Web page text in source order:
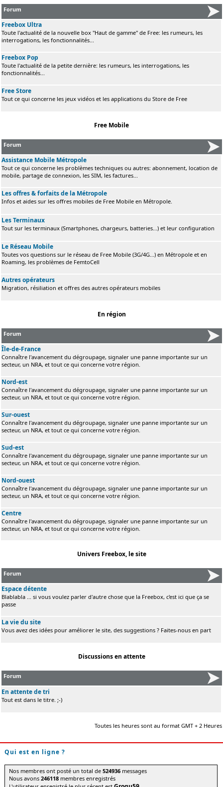
Forum
Freebox Ultra
Toute l'actualité de la nouvelle box "Haut de gamme" de Free: les rumeurs, les
interrogations, les fonctionnalités...
Freebox Pop
Toute l'actualité de la petite dernière: les rumeurs, les interrogations, les
fonctionnalités...
Free Store
Tout ce qui concerne les jeux vidéos et les applications du Store de Free
Free Mobile
Forum
Assistance Mobile Métropole
Tout ce qui concerne les problèmes techniques ou autres: abonnement, location de
mobile, partage de connexion, les SIM, les factures...
Les offres & forfaits de la Métropole
Infos et aides sur les offres mobiles de Free Mobile en Métropole.
Les Terminaux
Tout sur les terminaux (Smartphones, chargeurs, batteries...) et leur configuration
Le Réseau Mobile
Toutes vos questions sur le réseau de Free Mobile (3G/4G...) en Métropole et en
Roaming, les problèmes de FemtoCell
Autres opérateurs
Migration, résiliation et offres des autres opérateurs mobiles
En région
Forum
Île-de-France
Connaître l'avancement du dégroupage, signaler une panne importante sur un
secteur, un NRA, et tout ce qui concerne votre région.
Nord-est
Connaître l'avancement du dégroupage, signaler une panne importante sur un
secteur, un NRA, et tout ce qui concerne votre région.
Sur-ouest
Connaître l'avancement du dégroupage, signaler une panne importante sur un
secteur, un NRA, et tout ce qui concerne votre région.
Sud-est
Connaître l'avancement du dégroupage, signaler une panne importante sur un
secteur, un NRA, et tout ce qui concerne votre région.
Nord-ouest
Connaître l'avancement du dégroupage, signaler une panne importante sur un
secteur, un NRA, et tout ce qui concerne votre région.
Centre
Connaître l'avancement du dégroupage, signaler une panne importante sur un
secteur, un NRA, et tout ce qui concerne votre région.
Univers Freebox, le site
Forum
Espace détente
Blablabla ... si vous voulez parler d'autre chose que la Freebox, c'est ici que ça se
passe
La vie du site
Vous avez des idées pour améliorer le site, des suggestions ? Faites-nous en part
Discussions en attente
Forum
En attente de tri
Tout est dans le titre. ;-)
Toutes les heures sont au format GMT + 2 Heures
Qui est en ligne ?
Nos membres ont posté un total de524936 messages
Nous avons246118 membres enregistrés